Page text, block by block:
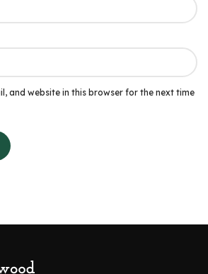
and website in this browser for the next time